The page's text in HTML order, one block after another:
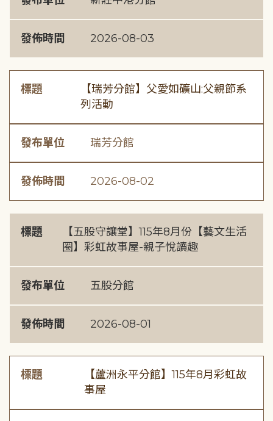
發佈時間 2026-08-03
標題
【瑞芳分館】父愛如礦山:父親節系
列活動
發布單位 瑞芳分館
發佈時間 2026-08-02
標題
【五股守讓堂】115年8月份【藝文生活
圈】彩虹故事屋-親子悅讀趣
發布單位 五股分館
發佈時間 2026-08-01
標題
【蘆洲永平分館】115年8月彩虹故
事屋